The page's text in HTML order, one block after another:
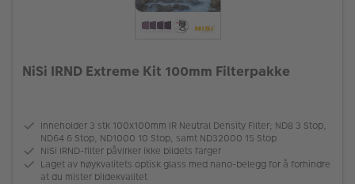
NiSi IRND Extreme Kit 100mm Filterpakke
Inneholder 3 stk 100x100mm IR Neutral Density Filter; ND8 3 Stop,
ND64 6 Stop, ND1000 10 Stop, samt ND32000 15 Stop
NiSi IRND-filter påvirker ikke bildets farger
Laget av høykvalitets optisk glass med nano-belegg for å forhindre
at du mister bildekvalitet